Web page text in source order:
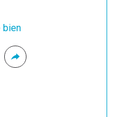
bien